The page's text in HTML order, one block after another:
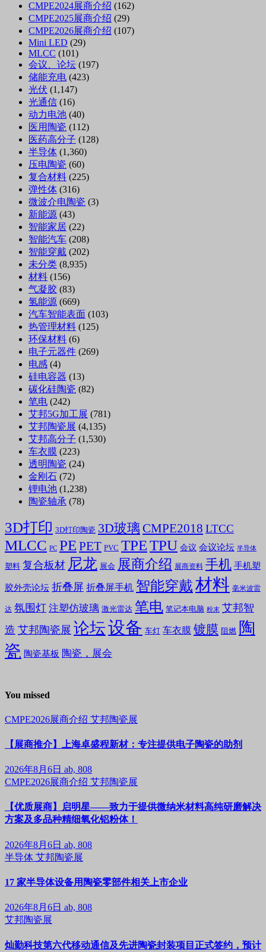
CMPE2024展商介绍 (162)
CMPE2025展商介绍 (29)
CMPE2026展商介绍 (107)
Mini LED (29)
MLCC (101)
会议、论坛 (197)
储能充电 (423)
光伏 (1,147)
光通信 (16)
动力电池 (40)
医用陶瓷 (112)
医药高分子 (128)
半导体 (1,360)
压电陶瓷 (60)
复合材料 (225)
弹性体 (316)
微波介电陶瓷 (3)
新能源 (43)
智能家居 (22)
智能汽车 (208)
智能穿戴 (202)
未分类 (8,935)
材料 (156)
气凝胶 (83)
氢能源 (669)
汽车智能表面 (103)
热管理材料 (125)
环保材料 (6)
电子元器件 (269)
电感 (4)
硅电容器 (13)
碳化硅陶瓷 (82)
笔电 (242)
艾邦5G加工展 (781)
艾邦陶瓷展 (4,135)
艾邦高分子 (1,530)
车衣膜 (223)
透明陶瓷 (24)
金刚石 (72)
锂电池 (1,238)
陶瓷轴承 (78)
3D打印 3D打印陶瓷 3D玻璃 CMPE2018 LTCC
MLCC PC PE PET PVC TPETPU 会议 会议论坛 半导体
塑料 复合板材 尼龙 展会 展商介绍 展商资料 手机 手机塑
胶外壳论坛 折叠屏 折叠屏手机 智能穿戴材料 毫米波雷
达 氛围灯 注塑仿玻璃 激光雷达 笔电 笔记本电脑 粉末 艾邦智
造 艾邦陶瓷展 论坛设备 车灯 车衣膜 镀膜 阻燃 陶
瓷 陶瓷基板 陶瓷，展会
You missed
CMPE2026展商介绍 艾邦陶瓷展
【展商推介】上海卓盛程新材：专注提供电子陶瓷的助剂
2026年8月6日 ab, 808
CMPE2026展商介绍 艾邦陶瓷展
【优质展商】启明星——致力于提供微纳米材料高纯研磨解决
方案及多品种精细氧化铝粉体！
2026年8月6日 ab, 808
半导体 艾邦陶瓷展
17 家半导体设备用陶瓷零部件相关上市企业
2026年8月6日 ab, 808
艾邦陶瓷展
灿勤科技第六代移动通信及先进陶瓷封装项目正式签约，预计